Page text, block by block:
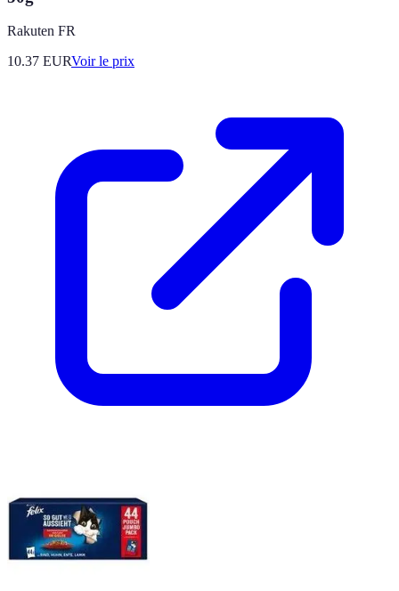
Rakuten FR
10.37 EURVoir le prix